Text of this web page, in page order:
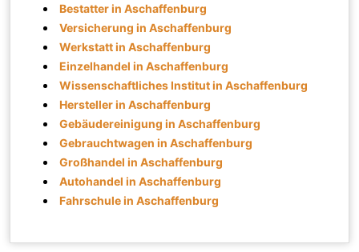
Bestatter in Aschaffenburg
Versicherung in Aschaffenburg
Werkstatt in Aschaffenburg
Einzelhandel in Aschaffenburg
Wissenschaftliches Institut in Aschaffenburg
Hersteller in Aschaffenburg
Gebäudereinigung in Aschaffenburg
Gebrauchtwagen in Aschaffenburg
Großhandel in Aschaffenburg
Autohandel in Aschaffenburg
Fahrschule in Aschaffenburg